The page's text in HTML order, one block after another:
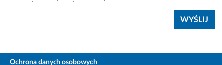
Ochrona danych osobowych